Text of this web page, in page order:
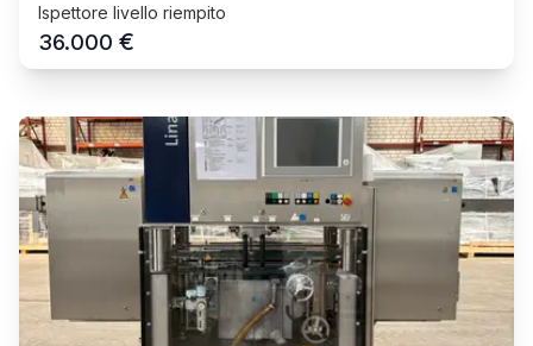
Ispettore livello riempito
36.000 €